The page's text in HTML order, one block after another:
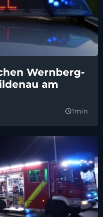
Wernberg-
am
query_builder1min